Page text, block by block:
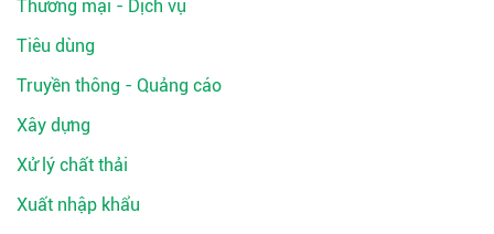
Thương mại - Dịch vụ
Tiêu dùng
Truyền thông - Quảng cáo
Xây dựng
Xử lý chất thải
Xuất nhập khẩu